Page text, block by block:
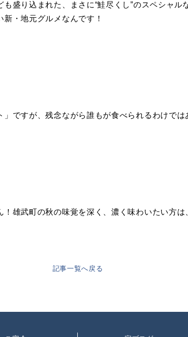
盛り込まれた、まさに“鮭尽くし”のスペシャル
・地元グルメなんです！
ですが、残念ながら誰もが食べられるわけでは
雄武町の秋の味覚を深く、濃く味わいたい方
記事一覧へ戻る